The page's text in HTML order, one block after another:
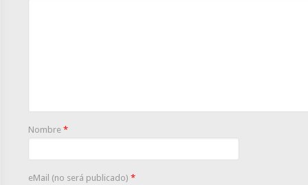
Nombre *
eMail (no será publicado) *